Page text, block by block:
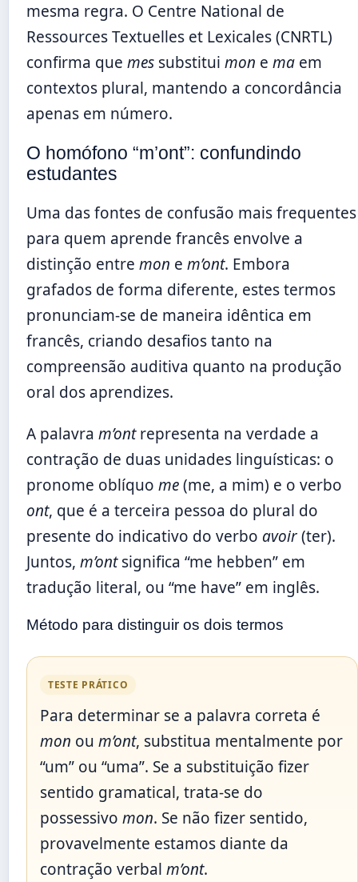
mesma regra. O Centre National de
Ressources Textuelles et Lexicales (CNRTL)
confirma que mes substitui mon e ma em
contextos plural, mantendo a concordância
apenas em número.
O homófono “m’ont”: confundindo
estudantes
Uma das fontes de confusão mais frequentes
para quem aprende francês envolve a
distinção entre mon e m’ont. Embora
grafados de forma diferente, estes termos
pronunciam-se de maneira idêntica em
francês, criando desafios tanto na
compreensão auditiva quanto na produção
oral dos aprendizes.
A palavra m’ontrepresenta na verdade a
contração de duas unidades linguísticas: o
pronome oblíquo me(me, a mim) e o verbo
ont, que é a terceira pessoa do plural do
presente do indicativo do verbo avoir(ter).
Juntos, m’ontsignifica “me hebben” em
tradução literal, ou “me have” em inglês.
Método para distinguir os dois termos
TESTE PRÁTICO
Para determinar se a palavra correta é
mon ou m’ont, substitua mentalmente por
“um” ou “uma”. Se a substituição fizer
sentido gramatical, trata-se do
possessivo mon. Se não fizer sentido,
provavelmente estamos diante da
contração verbal m’ont.